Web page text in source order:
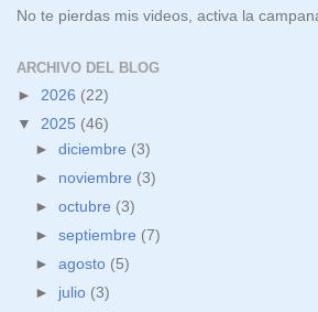
No te pierdas mis videos, activa la
ARCHIVO DEL BLOG
► 2026 (22)
▼ 2025 (46)
►diciembre (3)
► noviembre (3)
►octubre (3)
►septiembre (7)
►agosto (5)
► julio (3)